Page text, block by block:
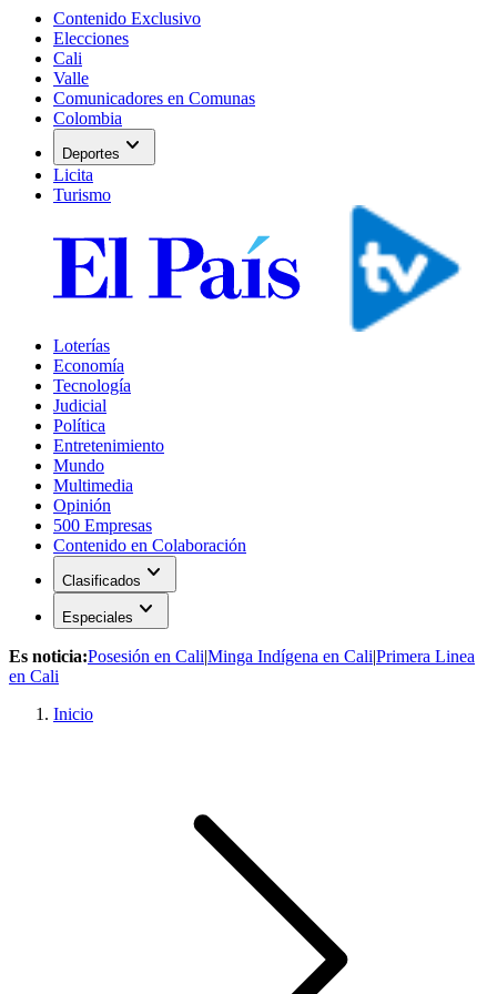
Contenido Exclusivo
Elecciones
Cali
Valle
Comunicadores en Comunas
Colombia
Deportes expand_more
Licita
Turismo
Loterías
Economía
Tecnología
Judicial
Política
Entretenimiento
Mundo
Multimedia
Opinión
500 Empresas
Contenido en Colaboración
Clasificados expand_more
Especiales expand_more
Es noticia:Posesión en Cali|Minga Indígena en Cali|Primera Linea
en Cali
Inicio